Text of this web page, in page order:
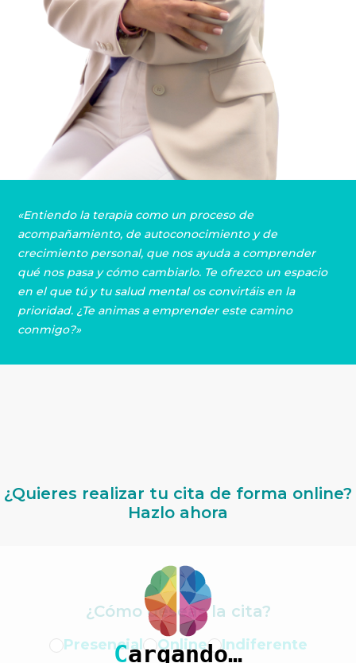
«Entiendo la terapia como un proceso de
acompañamiento, de autoconocimiento y de
crecimiento personal, que nos ayuda a comprender
qué nos pasa y cómo cambiarlo. Te ofrezco un espacio
en el que tú y tu salud mental os convirtáis en la
prioridad. ¿Te animas a emprender este camino
conmigo?»
¿Quieres realizar tu cita de forma online?
Hazlo ahora
¿Cómo deseas la cita?
Presencial Online Indiferente